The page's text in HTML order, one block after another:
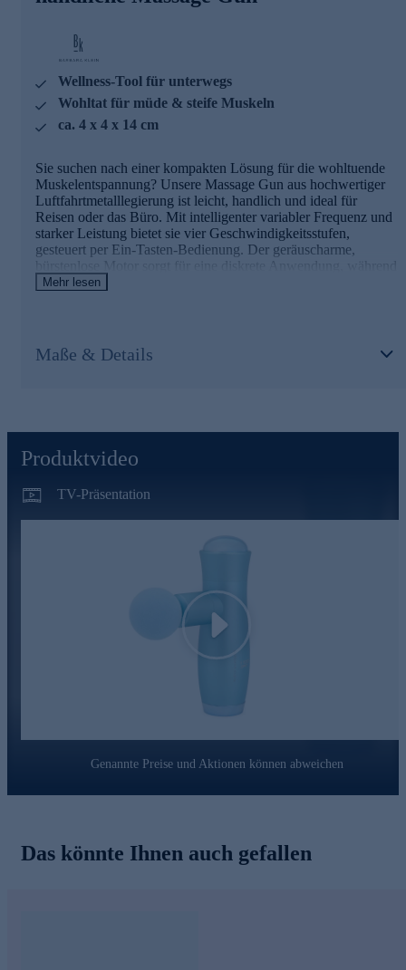
Wellness-Tool für unterwegs
Wohltat für müde & steife Muskeln
ca. 4 x 4 x 14 cm
Sie suchen nach einer kompakten Lösung für die wohltuende
Muskelentspannung? Unsere Massage Gun aus hochwertiger
Luftfahrtmetalllegierung ist leicht, handlich und ideal für
Reisen oder das Büro. Mit intelligenter variabler Frequenz und
starker Leistung bietet sie vier Geschwindigkeitsstufen,
gesteuert per Ein-Tasten-Bedienung. Der geräuscharme,
bürstenlose Motor sorgt für eine diskrete Anwendung, während
der 1.600 mAh Akku langanhaltende Power liefert. In nur 10
Abschaltung garantiert Sicherheit.
Mehr lesen
Maße & Details
Produktvideo
TV-Präsentation
Play
Genannte Preise und Aktionen können abweichen
Das könnte Ihnen auch gefallen